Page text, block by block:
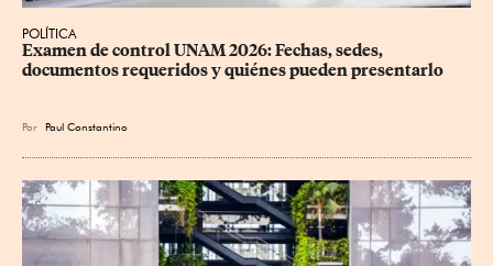
POLÍTICA
Examen de control UNAM 2026: Fechas, sedes,
documentos requeridos y quiénes pueden presentarlo
Por Paul Constantino